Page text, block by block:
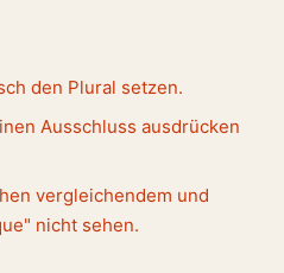
den Plural setzen.
Ausschluss ausdrücken
vergleichendem und
nicht sehen.